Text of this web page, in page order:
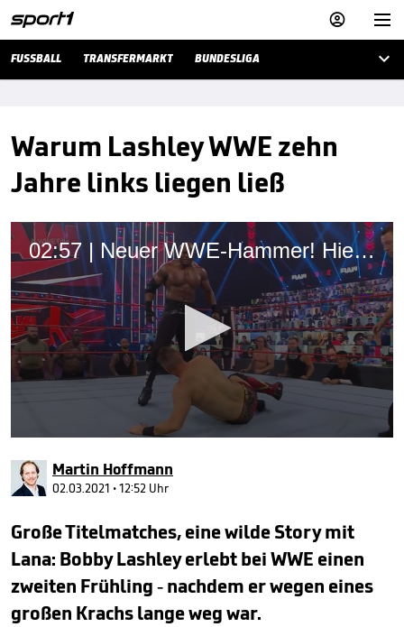


FUSSBALL TRANSFERMARKT BUNDESLIGA 
Warum Lashley WWE zehn
Jahre links liegen ließ
02:57 | Neuer WWE-Hammer! Hier kürt die Liga einen neuen Champion
seconds
of
2
minutes,
seconds
Martin Hoffmann
02.03.2021 • 12:52 Uhr
Große Titelmatches, eine wilde Story mit
Lana: Bobby Lashley erlebt bei WWE einen
zweiten Frühling - nachdem er wegen eines
großen Krachs lange weg war.